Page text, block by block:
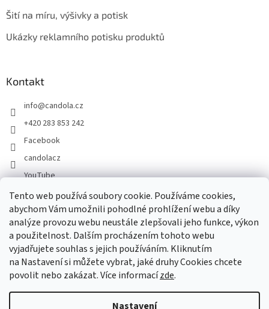
Tento web používá soubory cookie. Používáme cookies,
abychom Vám umožnili pohodlné prohlížení webu a díky
analýze provozu webu neustále zlepšovali jeho funkce, výkon
a použitelnost. Dalším procházením tohoto webu
vyjadřujete souhlas s jejich používáním. Kliknutím
na Nastavení si můžete vybrat, jaké druhy Cookies chcete
povolit nebo zakázat. Více informacízde.
Nastavení
Šití na míru, výšivky a potisk
Ukázky reklamního potisku produktů
Kontakt
info@candola.cz
+420 283 853 242
Facebook
candolacz
YouTube
Přijímáme online platby